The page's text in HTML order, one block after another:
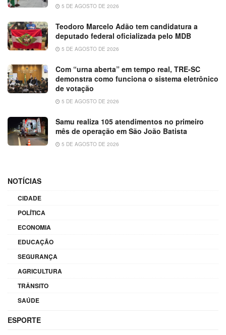
5 DE AGOSTO DE 2026
Teodoro Marcelo Adão tem candidatura a
deputado federal oficializada pelo MDB
5 DE AGOSTO DE 2026
Com “urna aberta” em tempo real, TRE-SC
demonstra como funciona o sistema eletrônico
de votação
5 DE AGOSTO DE 2026
Samu realiza 105 atendimentos no primeiro
mês de operação em São João Batista
5 DE AGOSTO DE 2026
NOTÍCIAS
CIDADE
POLÍTICA
ECONOMIA
EDUCAÇÃO
SEGURANÇA
AGRICULTURA
TRÂNSITO
SAÚDE
ESPORTE